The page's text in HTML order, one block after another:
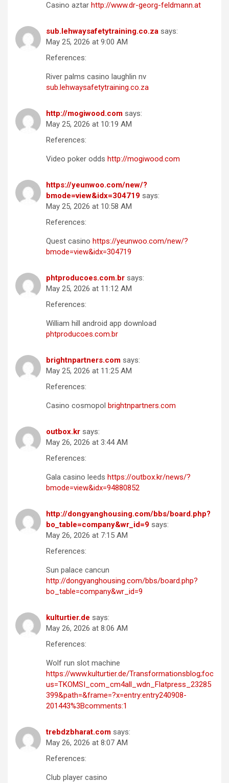
Casino aztar http://www.dr-georg-feldmann.at
sub.lehwaysafetytraining.co.za says:
May 25, 2026 at 9:00 AM
References:
River palms casino laughlin nv
sub.lehwaysafetytraining.co.za
http://mogiwood.com says:
May 25, 2026 at 10:19 AM
References:
Video poker odds http://mogiwood.com
https://yeunwoo.com/new/?
bmode=view&idx=304719 says:
May 25, 2026 at 10:58 AM
References:
Quest casino https://yeunwoo.com/new/?
bmode=view&idx=304719
phtproducoes.com.br says:
May 25, 2026 at 11:12 AM
References:
William hill android app download
phtproducoes.com.br
brightnpartners.com says:
May 25, 2026 at 11:25 AM
References:
Casino cosmopol brightnpartners.com
outbox.kr says:
May 26, 2026 at 3:44 AM
References:
Gala casino leeds https://outbox.kr/news/?
bmode=view&idx=94880852
http://dongyanghousing.com/bbs/board.php?
bo_table=company&wr_id=9 says:
May 26, 2026 at 7:15 AM
References:
Sun palace cancun
http://dongyanghousing.com/bbs/board.php?
bo_table=company&wr_id=9
kulturtier.de says:
May 26, 2026 at 8:06 AM
References:
Wolf run slot machine
https://www.kulturtier.de/Transformationsblog;foc
us=TKOMSI_com_cm4all_wdn_Flatpress_23285
399&path=&frame=?x=entry:entry240908-
201443%3Bcomments:1
trebdzbharat.com says:
May 26, 2026 at 8:07 AM
References:
Club player casino